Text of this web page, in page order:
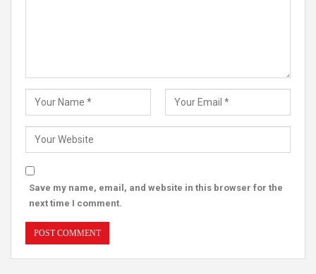
Save my name, email, and website in this browser for the
next time I comment.